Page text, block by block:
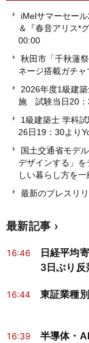
iMelサマーセー
＆『春音アリス*
00:00
秋田市「千秋蓮
ネージ搭載ガチ
2026年度1級建
施 試験当日20：
1級建築士 学科
26日19：30より
国土交通省モデ
デザインする」
しい暮らし方を一
最新のプレスリ
最新記事
16:46
日経平均
3日ぶり反
16:44 東証業種
16:39
半導体・